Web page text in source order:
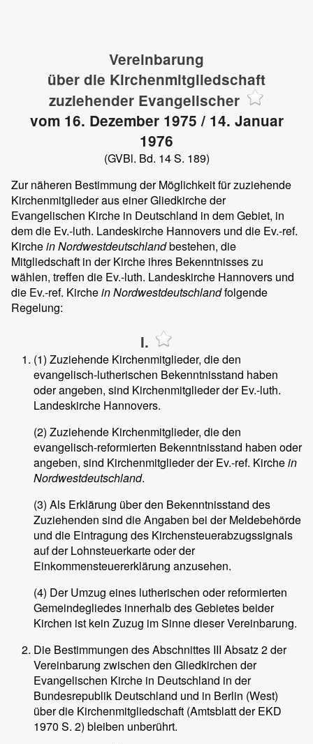
Vereinbarung
über die Kirchenmitgliedschaft
zuziehender Evangelischer
vom 16. Dezember 1975 / 14. Januar
1976
(GVBl. Bd. 14 S. 189)
Zur näheren Bestimmung der Möglichkeit für zuziehende
Kirchenmitglieder aus einer Gliedkirche der
Evangelischen Kirche in Deutschland in dem Gebiet, in
dem die Ev.-luth. Landeskirche Hannovers und die Ev.-ref.
Kirchein Nordwestdeutschlandbestehen, die
Mitgliedschaft in der Kirche ihres Bekenntnisses zu
wählen, treffen die Ev.-luth. Landeskirche Hannovers und
die Ev.-ref. Kirchein Nordwestdeutschlandfolgende
Regelung:
I.
(1) Zuziehende Kirchenmitglieder, die den
evangelisch-lutherischen Bekenntnisstand haben
oder angeben, sind Kirchenmitglieder der Ev.-luth.
Landeskirche Hannovers.
(2) Zuziehende Kirchenmitglieder, die den
evangelisch-reformierten Bekenntnisstand haben oder
angeben, sind Kirchenmitglieder der Ev.-ref. Kirchein
Nordwestdeutschland.
(3) Als Erklärung über den Bekenntnisstand des
Zuziehenden sind die Angaben bei der Meldebehörde
und die Eintragung des Kirchensteuerabzugssignals
auf der Lohnsteuerkarte oder der
Einkommensteuererklärung anzusehen.
(4) Der Umzug eines lutherischen oder reformierten
Gemeindegliedes innerhalb des Gebietes beider
Kirchen ist kein Zuzug im Sinne dieser Vereinbarung.
Die Bestimmungen des Abschnittes III Absatz 2 der
Vereinbarung zwischen den Gliedkirchen der
Evangelischen Kirche in Deutschland in der
Bundesrepublik Deutschland und in Berlin (West)
über die Kirchenmitgliedschaft (Amtsblatt der EKD
1970 S. 2) bleiben unberührt.